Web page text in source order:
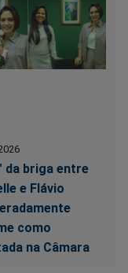
da briga entre
e Flávio
como
na Câmara